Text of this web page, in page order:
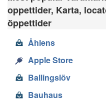
oppettider, Karta,
öppettider
Åhlens
Apple Store
Ballingslöv
Bauhaus